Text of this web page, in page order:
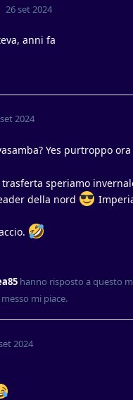
26 set 2024
anni fa
2024
Yes purtroppo
trasferta speriamo
della nord
hanno risposto a questo
mi piace.
2024